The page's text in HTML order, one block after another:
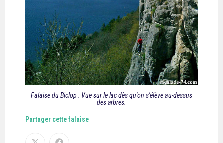
Falaise du Biclop : Vue sur le lac dès qu'on s'élève au-dessus
des arbres.
Partager cette falaise